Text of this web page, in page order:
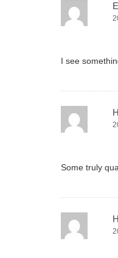
I see
Some truly